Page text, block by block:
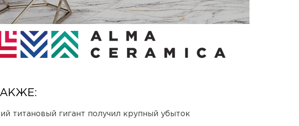
титановый гигант получил крупный убыток